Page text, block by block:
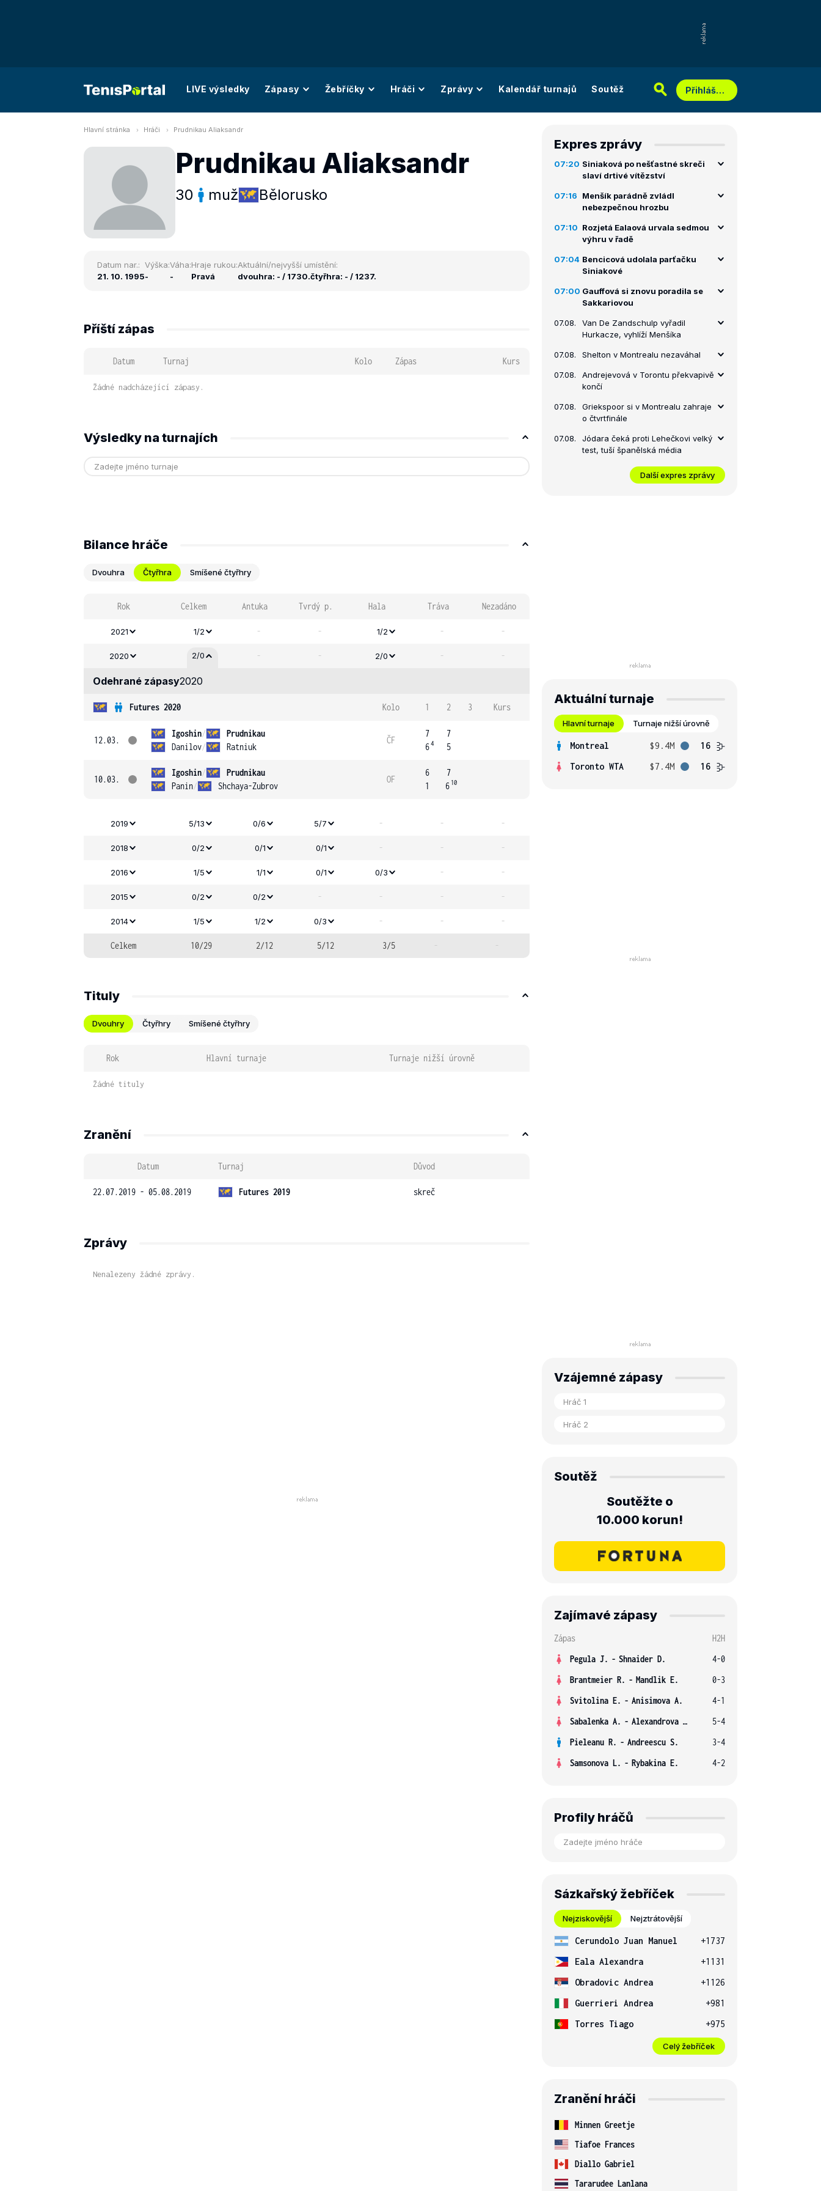
LIVE výsledky Zápasy Žebříčky Hráči Zprávy Kalendář turnajů Soutěž Přihlášení
Hlavní stránka Hráči Prudnikau Aliaksandr
Prudnikau Aliaksandr
30 muž Bělorusko
Datum nar.:
21. 10. 1995
Výška:
-
Váha:
-
Hraje rukou:
Pravá
Aktuální/nejvyšší umístění:
dvouhra: - / 1730.čtyřhra: - / 1237.
Příští zápas
Datum Turnaj Kolo Zápas Kurs
Žádné nadcházející zápasy.
Výsledky na turnajích
Bilance hráče
Dvouhra Čtyřhra Smíšené čtyřhry
Rok Celkem Antuka Tvrdý p. Hala Tráva Nezadáno
2021 1/2 - - 1/2 - -
2020 2/0 - - 2/0 - -
Odehrané zápasy2020
Futures 2020 Kolo 1 2 3 Kurs
12.03.
Igoshin/
Prudnikau
Danilov/ Ratniuk
ČF
7
64
7
5
10.03.
Igoshin/
Prudnikau
Panin/ Shchaya-Zubrov
OF
6
1
7
6 10
2019 5/13 0/6 5/7 - - -
2018 0/2 0/1 0/1 - - -
2016 1/5 1/1 0/1 0/3 - -
2015 0/2 0/2 - - - -
2014 1/5 1/2 0/3 - - -
Celkem 10/29 2/12 5/12 3/5 - -
Tituly
Dvouhry Čtyřhry Smíšené čtyřhry
Rok Hlavní turnaje Turnaje nižší úrovně
Žádné tituly
Zranění
Datum Turnaj Důvod
22.07.2019 - 05.08.2019 Futures 2019 skreč
Zprávy
Nenalezeny žádné zprávy.
Expres zprávy
07:20 Siniaková po nešťastné skreči
slaví drtivé vítězství
07:16
Menšík parádně zvládl
nebezpečnou hrozbu
07:10 Rozjetá Ealaová urvala sedmou
výhru v řadě
07:04 Bencicová udolala parťačku
Siniakové
07:00 Gauffová si znovu poradila se
Sakkariovou
07.08.
Van De Zandschulp vyřadil
Hurkacze, vyhlíží Menšíka
07.08. Shelton v Montrealu nezaváhal
07.08.
Andrejevová v Torontu překvapivě
končí
07.08.
Griekspoor si v Montrealu zahraje
o čtvrtfinále
07.08.
Jódara čeká proti Lehečkovi velký
test, tuší španělská média
Další expres zprávy
Aktuální turnaje
Hlavní turnaje Turnaje nižší úrovně
Montreal $9.4M
16
Toronto WTA
$7.4M 16
Vzájemné zápasy
Soutěž
Soutěžte o
10.000 korun!
Zajímavé zápasy
Zápas
H2H
Pegula J. - Shnaider D.
4-0
Brantmeier R. - Mandlik E.
0-3
Svitolina E. - Anisimova A.
4-1
Sabalenka A. - Alexandrova E.
5-4
Pieleanu R. - Andreescu S.
3-4
Samsonova L. - Rybakina E. 4-2
Profily hráčů
Sázkařský žebříček
Nejziskovější Nejztrátovější
Cerundolo Juan Manuel
+1737
Eala Alexandra
+1131
Obradovic Andrea
+1126
Guerrieri Andrea
+981
Torres Tiago
+975
Celý žebříček
Zranění hráči
Minnen Greetje
Tiafoe Frances
Diallo Gabriel
Tararudee Lanlana